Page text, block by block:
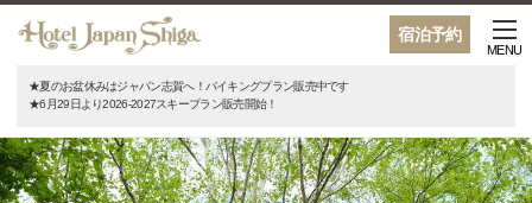
宿泊予約
MENU
★夏のお盆休みはジャパン志賀へ！バイキングプラン販売中です
★6月29日より2026-2027スキープラン販売開始！